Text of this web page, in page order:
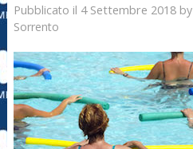
Pubblicato il 4 Settembre 2018by
Sorrento